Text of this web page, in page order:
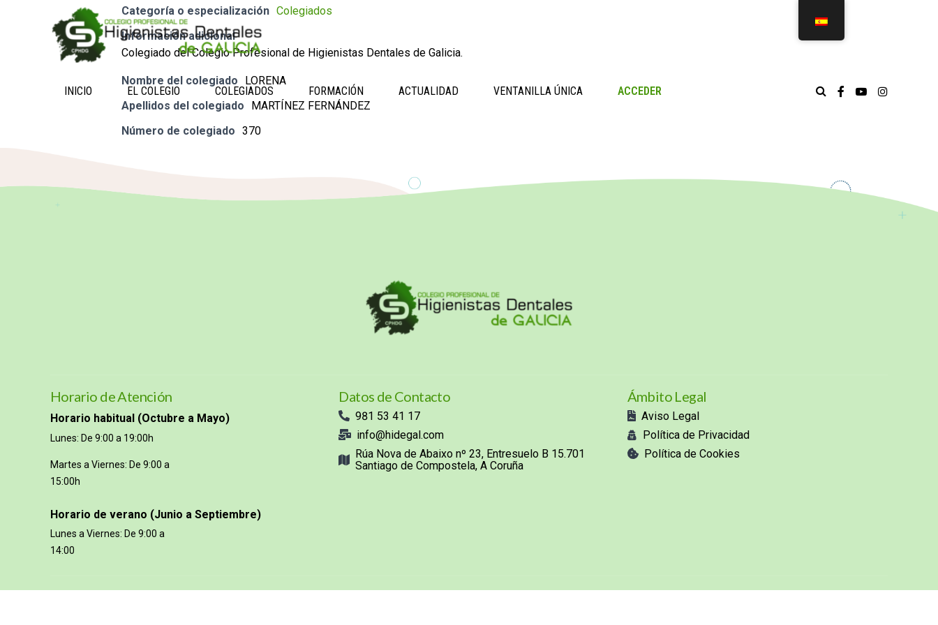
INICIO EL COLEGIO COLEGIADOS FORMACIÓN ACTUALIDAD VENTANILLA ÚNICA ACCEDER
Categoría o especialización Colegiados
Información adicional
Colegiado del Colegio Profesional de Higienistas Dentales de Galicia.
Nombre del colegiado
LORENA
Apellidos del colegiado
MARTÍNEZ FERNÁNDEZ
Número de colegiado 370
Horario de Atención
Horario habitual (Octubre a Mayo)
Lunes: De 9:00 a 19:00h
Martes a Viernes: De 9:00 a
15:00h
Horario de verano (Junio a Septiembre)
Lunes a Viernes: De 9:00 a
14:00
Datos de Contacto
981 53 41 17
info@hidegal.com
Rúa Nova de Abaixo nº 23, Entresuelo B 15.701
Santiago de Compostela, A Coruña
Ámbito Legal
Aviso Legal
Política de Privacidad
Política de Cookies